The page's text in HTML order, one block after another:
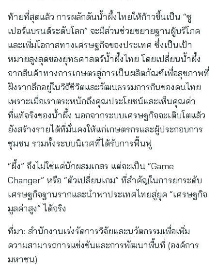
ท้ายที่สุดแล้ว การผลักดันน้ำผึ้งไทยให้ก้าวขึ้นเป็น “ซู
เปอร์แบรนด์ระดับโลก” จะมีส่วนช่วยขยายฐานผู้บริโภค
และเพิ่มโอกาสทางเศรษฐกิจของประเทศ ซึ่งเป็นเป้า
หมายสูงสุดของยุทธศาสตร์น้ำผึ้งไทย โดยเปลี่ยนน้ำผึ้ง
จากสินค้าทางการเกษตรสู่การเป็นผลิตภัณฑ์เพื่อสุขภาพที่
ฝังรากลึกอยู่ในวิถีชีวิตและวัฒนธรรมการกินของคนไทย
เพราะเมื่อเราตระหนักถึงคุณประโยชน์และเห็นคุณค่า
ที่แท้จริงของน้ำผึ้ง นอกจากระบบเศรษฐกิจจะเติบโตแล้ว
ยังสร้างรายได้ที่มั่นคงให้แก่เกษตรกรและผู้ประกอบการ
ชุมชน รวมทั้งระบบนิเวศที่ได้รับการฟื้นฟู
“ผึ้ง” จึงไม่ใช่แค่นักผสมเกสร แต่จะเป็น “Game
Changer” หรือ “ตัวเปลี่ยนเกม” ที่สำคัญในการยกระดับ
เศรษฐกิจฐานรากและนำพาประเทศไทยสู่ยุค “เศรษฐกิจ
มูลค่าสูง” ได้จริง
ที่มา: สำนักงานเร่งรัดการวิจัยและนวัตกรรมเพื่อเพิ่ม
ความสามารถการแข่งขันและการพัฒนาพื้นที่ (องค์การ
มหาชน)